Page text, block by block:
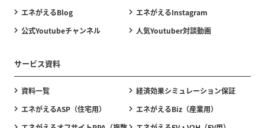
エネがえるBlog
エネがえるInstagram
公式Youtubeチャンネル
人気Youtuber対談動画
サービス資料
資料一覧
経済効果シミュレーション保証
エネがえるASP（住宅用）
エネがえるBiz（産業用）